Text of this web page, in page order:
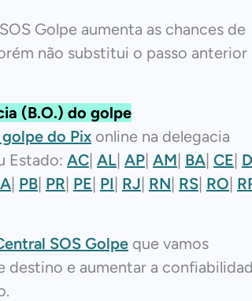
Golpe aumenta as chances de
não substitui o passo anterior
(B.O.) do golpe
do Pix online na delegacia
Estado: AC| AL| AP| AM| BA| CE|
| PB| PR| PE| PI| RJ| RN| RS| RO|
SOS Golpe que vamos
destino e aumentar a